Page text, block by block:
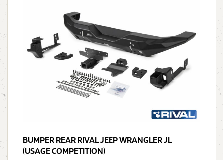
BUMPER REAR RIVAL JEEP WRANGLER JL
(USAGE COMPETITION)